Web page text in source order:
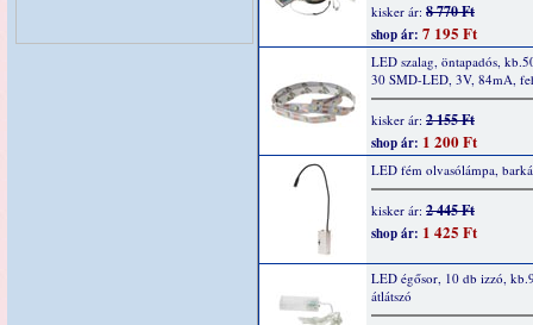
kisker ár: 8 770 Ft
shop ár: 7 195 Ft
LED szalag, öntapadós,
30 SMD-LED, 3V, 84mA,
kisker ár: 2 155 Ft
shop ár: 1 200 Ft
LED fém olvasólámpa,
kisker ár: 2 445 Ft
shop ár: 1 425 Ft
LED égősor, 10 db izzó,
átlátszó